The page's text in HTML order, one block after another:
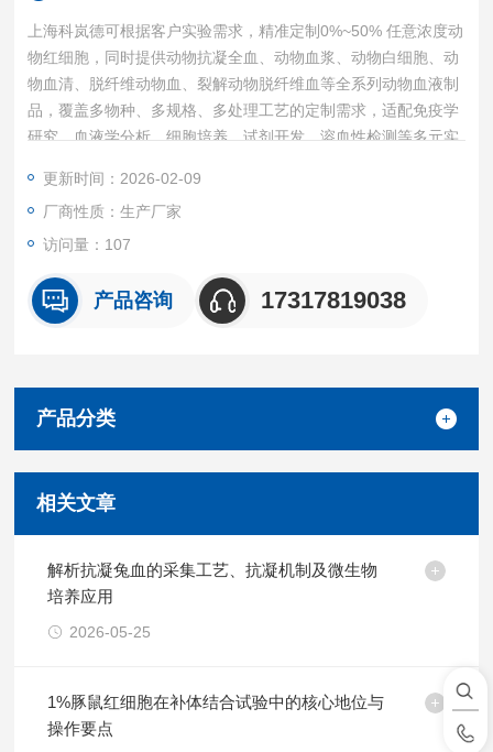
上海科岚德可根据客户实验需求，精准定制0%~50% 任意浓度动
物红细胞，同时提供动物抗凝全血、动物血浆、动物白细胞、动
物血清、脱纤维动物血、裂解动物脱纤维血等全系列动物血液制
品，覆盖多物种、多规格、多处理工艺的定制需求，适配免疫学
研究、血液学分析、细胞培养、试剂开发、溶血性检测等多元实
我们坚持源头质控 + 精准定制 + 高效交付的核心优势，所有产品
均经无菌采集、标准化处理与严格质量检测。
更新时间：2026-02-09
厂商性质：生产厂家
访问量：107
产品咨询 17317819038
产品分类
相关文章
解析抗凝兔血的采集工艺、抗凝机制及微生物
培养应用
2026-05-25
1%豚鼠红细胞在补体结合试验中的核心地位与
操作要点